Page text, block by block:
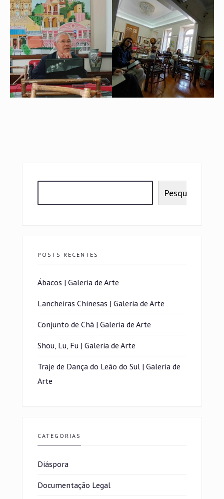
Pesquisar
POSTS RECENTES
Ábacos | Galeria de Arte
Lancheiras Chinesas | Galeria de Arte
Conjunto de Chá | Galeria de Arte
Shou, Lu, Fu | Galeria de Arte
Traje de Dança do Leão do Sul | Galeria de
Arte
CATEGORIAS
Diáspora
Documentação Legal